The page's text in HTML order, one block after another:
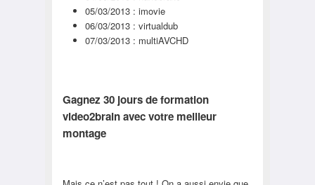
05/03/2013 : imovie
06/03/2013 : virtualdub
07/03/2013 : multiAVCHD
Gagnez 30 jours de formation
video2brain avec votre meilleur
montage